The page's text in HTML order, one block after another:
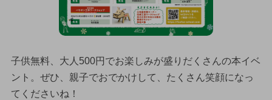
子供無料、大人500円でお楽しみが盛りだくさんの本イベ
ント。ぜひ、親子でおでかけして、たくさん笑顔になっ
てくださいね！